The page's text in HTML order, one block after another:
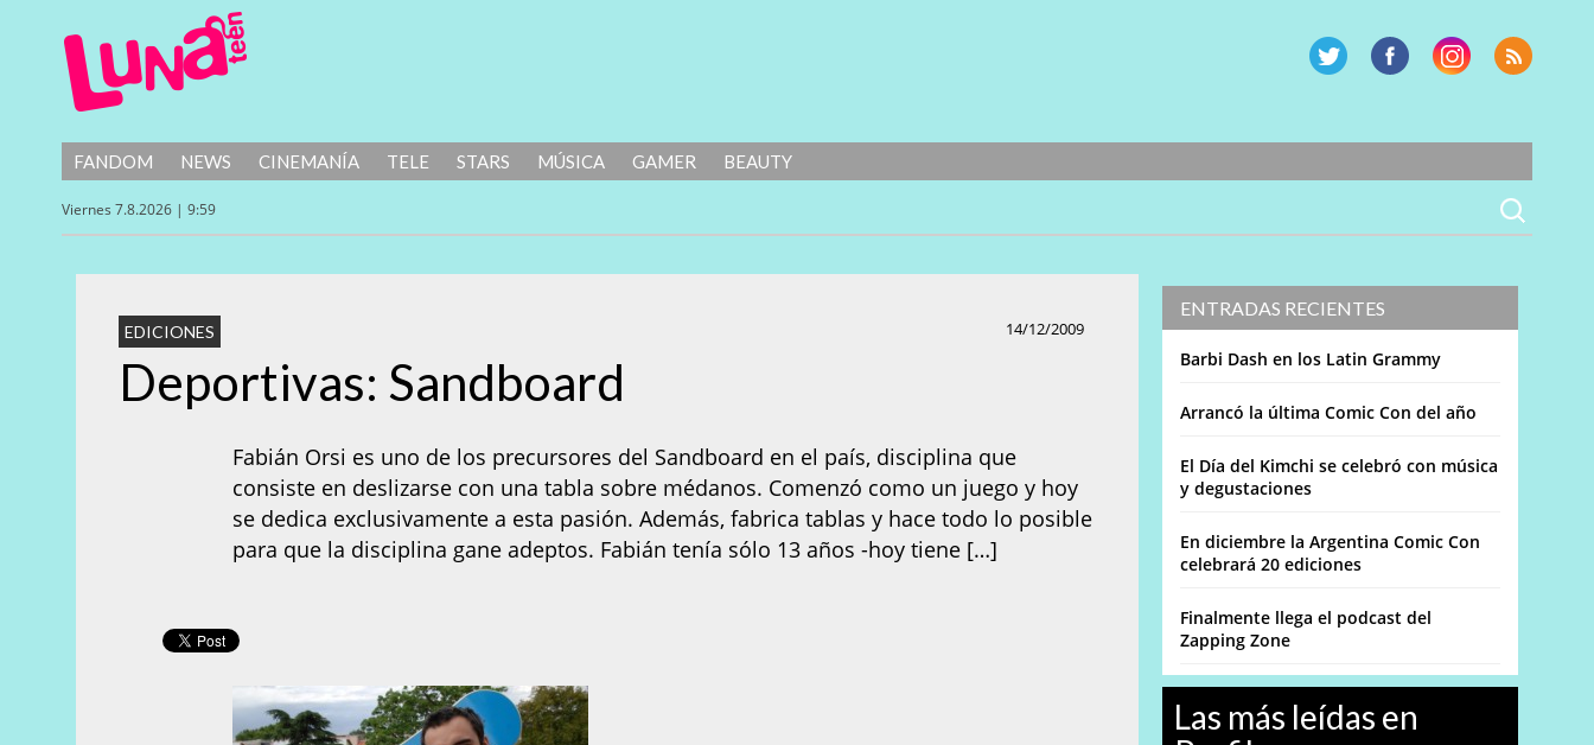
FANDOM NEWS CINEMANÍA TELE STARS MÚSICA GAMER BEAUTY
Viernes 7.8.2026 | 9:59
ENTRADAS RECIENTES
Barbi Dash en los Latin Grammy
Arrancó la última Comic Con del año
El Día del Kimchi se celebró con música
y degustaciones
En diciembre la Argentina Comic Con
celebrará 20 ediciones
Finalmente llega el podcast del
Zapping Zone
Las más leídas en
14/12/2009
EDICIONES
Deportivas: Sandboard
Fabián Orsi es uno de los precursores del Sandboard en el país, disciplina que
consiste en deslizarse con una tabla sobre médanos. Comenzó como un juego y hoy
se dedica exclusivamente a esta pasión. Además, fabrica tablas y hace todo lo posible
para que la disciplina gane adeptos. Fabián tenía sólo 13 años -hoy tiene […]